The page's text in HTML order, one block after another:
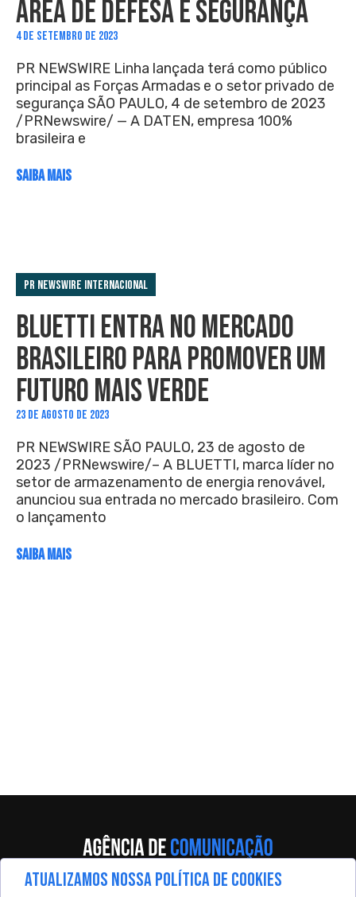
ÁREA DE DEFESA E SEGURANÇA
4 DE SETEMBRO DE 2023
PR NEWSWIRE Linha lançada terá como público
principal as Forças Armadas e o setor privado de
segurança SÃO PAULO, 4 de setembro de 2023
/PRNewswire/ — A DATEN, empresa 100%
brasileira e
SAIBA MAIS
PR Newswire Internacional
BLUETTI ENTRA NO MERCADO
BRASILEIRO PARA PROMOVER UM
FUTURO MAIS VERDE
23 DE AGOSTO DE 2023
PR NEWSWIRE SÃO PAULO, 23 de agosto de
2023 /PRNewswire/– A BLUETTI, marca líder no
setor de armazenamento de energia renovável,
anunciou sua entrada no mercado brasileiro. Com
o lançamento
SAIBA MAIS
ATUALIZAMOS NOSSA POLÍTICA DE COOKIES